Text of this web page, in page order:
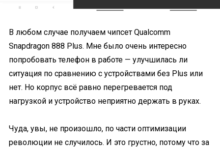
В любом случае получаем чипсет Qualcomm
Snapdragon 888 Plus. Мне было очень интересно
попробовать телефон в работе — улучшилась ли
ситуация по сравнению с устройствами без Plus или
нет. Но корпус всё равно перегревается под
нагрузкой и устройство неприятно держать в руках.
Чуда, увы, не произошло, по части оптимизации
революции не случилось. И это грустно, потому что за